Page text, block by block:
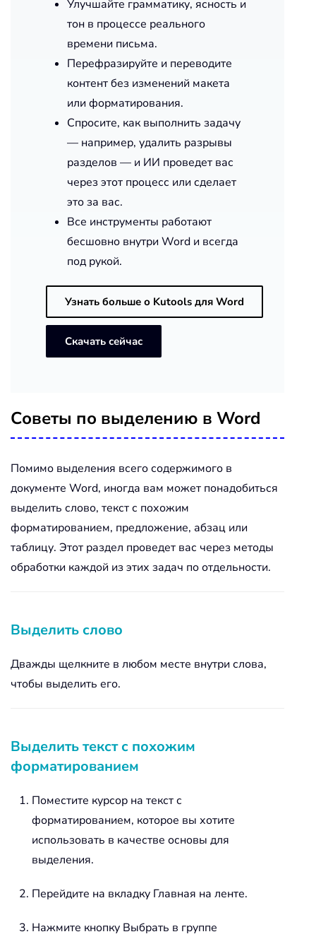
Улучшайте грамматику, ясность и
тон в процессе реального
времени письма.
Перефразируйте и переводите
контент без изменений макета
или форматирования.
Спросите, как выполнить задачу
— например, удалить разрывы
разделов — и ИИ проведет вас
через этот процесс или сделает
это за вас.
Все инструменты работают
бесшовно внутри Word и всегда
под рукой.
Узнать больше о Kutools для Word
Скачать сейчас
Советы по выделению в Word
Помимо выделения всего содержимого в
документе Word, иногда вам может понадобиться
выделить слово, текст с похожим
форматированием, предложение, абзац или
таблицу. Этот раздел проведет вас через методы
обработки каждой из этих задач по отдельности.
Выделить слово
Дважды щелкните в любом месте внутри слова,
чтобы выделить его.
Выделить текст с похожим
форматированием
Поместите курсор на текст с
форматированием, которое вы хотите
использовать в качестве основы для
выделения.
Перейдите на вкладку Главная на ленте.
Нажмите кнопку Выбрать в группе